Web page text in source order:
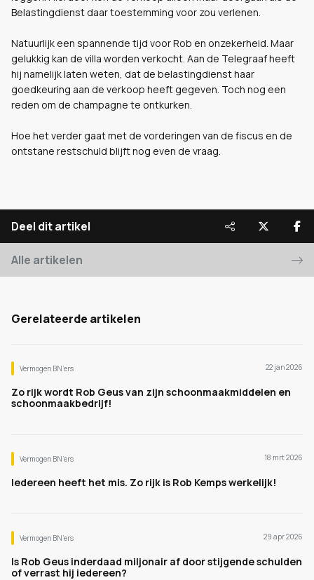
Belastingdienst daar toestemming voor zou verlenen.
Natuurlijk een spannende tijd voor Rob en onzekerheid. Maar
gelukkig kan de villa worden verkocht. Aan de Telegraaf heeft
hij namelijk laten weten, dat de belastingdienst haar
goedkeuring aan de verkoop heeft gegeven. Toch nog een
reden om de champagne te ontkurken.
Hoe het verder gaat met de vorderingen van de fiscus en de
ontstane restschuld blijft nog even de vraag.
Deel dit artikel
Alle artikelen
Gerelateerde artikelen
Vermogen BN’ers 22 jan 2026
Zo rijk wordt Rob Geus van zijn schoonmaakmiddelen en
schoonmaakbedrijf!
Vermogen BN’ers 18 mrt 2026
Iedereen heeft het mis. Zo rijk is Rob Kemps werkelijk!
Vermogen BN’ers 29 apr 2026
Is Rob Geus inderdaad miljonair af door stijgende schulden
of verrast hij iedereen?